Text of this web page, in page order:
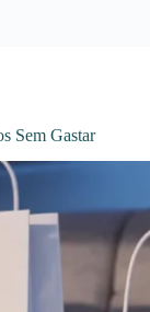
Sem Gastar